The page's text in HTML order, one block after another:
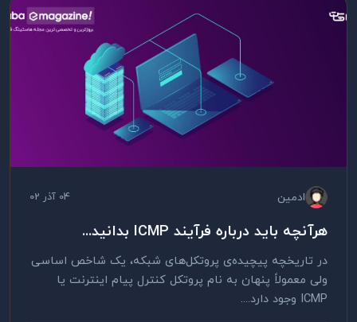
ادمین 04 آذر 02
هرآنچه باید درباره فرآیند ICMP بدانید...
در تاریخچه پیچیده‌ی پروتکل‌های شبکه، یک شاخص اساسی
ولی معمولاً پنهان به نام پروتکل کنترل پیام اینترنت یا
ICMP وجود دارد....